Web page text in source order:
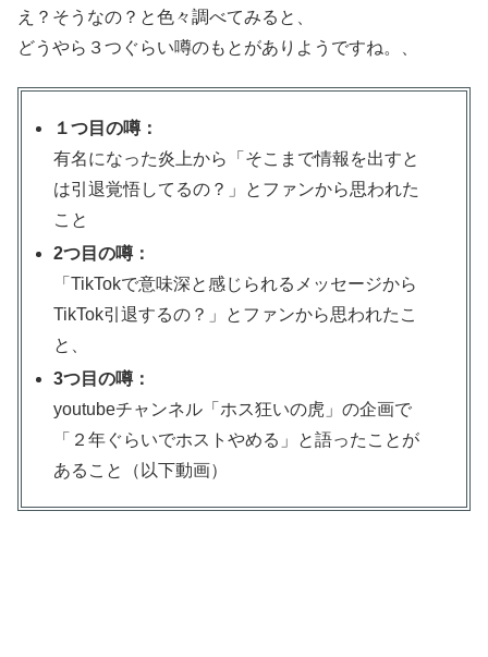
え？そうなの？と色々調べてみると、
どうやら３つぐらい噂のもとがありようですね。、
１つ目の噂：
有名になった炎上から「そこまで情報を出すと
は引退覚悟してるの？」とファンから思われた
こと
2つ目の噂：
「TikTokで意味深と感じられるメッセージから
TikTok引退するの？」とファンから思われたこ
と、
3つ目の噂：
youtubeチャンネル「ホス狂いの虎」の企画で
「２年ぐらいでホストやめる」と語ったことが
あること（以下動画）